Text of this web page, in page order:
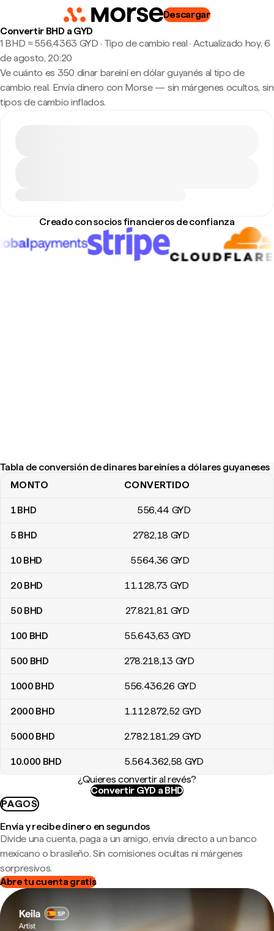
Descargar
Convertir BHD a GYD
1 BHD ≈ 556,4363 GYD · Tipo de cambio real · Actualizado hoy, 6
de agosto, 20:20
Ve cuánto es 350 dinar bareiní en dólar guyanés al tipo de
cambio real. Envía dinero con Morse — sin márgenes ocultos, sin
tipos de cambio inflados.
Creado con socios financieros de confianza
Tabla de conversión de dinares bareiníes a dólares guyaneses
Tabla de conversión de dinares bareiníes a dólares guyaneses
MONTO CONVERTIDO
1BHD 556,44 GYD
5 BHD 2782,18 GYD
10 BHD 5564,36 GYD
20 BHD 11.128,73 GYD
50 BHD 27.821,81 GYD
100 BHD 55.643,63 GYD
500 BHD 278.218,13 GYD
1000 BHD 556.436,26 GYD
2000 BHD 1.112.872,52 GYD
5000 BHD 2.782.181,29 GYD
10.000 BHD 5.564.362,58 GYD
¿Quieres convertir al revés?
Convertir GYD a BHD
PAGOS
Envía y recibe dinero en segundos
Divide una cuenta, paga a un amigo, envía directo a un banco
mexicano o brasileño. Sin comisiones ocultas ni márgenes
sorpresivos.
Abre tu cuenta gratis